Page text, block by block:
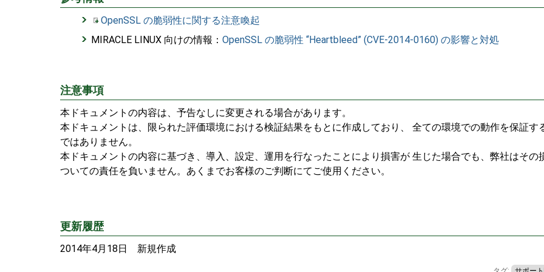
OpenSSL の脆弱性に関する注意喚起
MIRACLE LINUX 向けの情報： OpenSSL の脆弱性 “Heartbleed” (CVE-2014-0160) の影響と対処
注意事項
本ドキュメントの内容は、予告なしに変更される場合があります。
本ドキュメントは、限られた評価環境における検証結果をもとに作成しており、 全ての環境での動作を保証す
ではありません。
本ドキュメントの内容に基づき、導入、設定、運用を行なったことにより損害が 生じた場合でも、弊社はその
ついての責任を負いません。あくまでお客様のご判断にてご使用ください。
更新履歴
2014年4月18日 新規作成